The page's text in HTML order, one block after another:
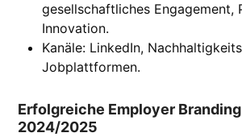
gesellschaftliches Engagement,
Innovation.
Kanäle: LinkedIn,
Jobplattformen.
Erfolgreiche Employer
2024/2025